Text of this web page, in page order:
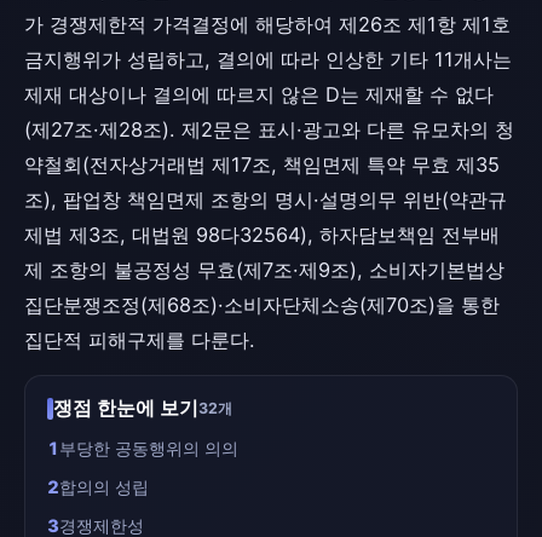
가 경쟁제한적 가격결정에 해당하여 제26조 제1항 제1호
금지행위가 성립하고, 결의에 따라 인상한 기타 11개사는
제재 대상이나 결의에 따르지 않은 D는 제재할 수 없다
(제27조·제28조). 제2문은 표시·광고와 다른 유모차의 청
약철회(전자상거래법 제17조, 책임면제 특약 무효 제35
조), 팝업창 책임면제 조항의 명시·설명의무 위반(약관규
제법 제3조, 대법원 98다32564), 하자담보책임 전부배
제 조항의 불공정성 무효(제7조·제9조), 소비자기본법상
집단분쟁조정(제68조)·소비자단체소송(제70조)을 통한
집단적 피해구제를 다룬다.
쟁점 한눈에 보기32개
1부당한 공동행위의 의의
2합의의 성립
3경쟁제한성